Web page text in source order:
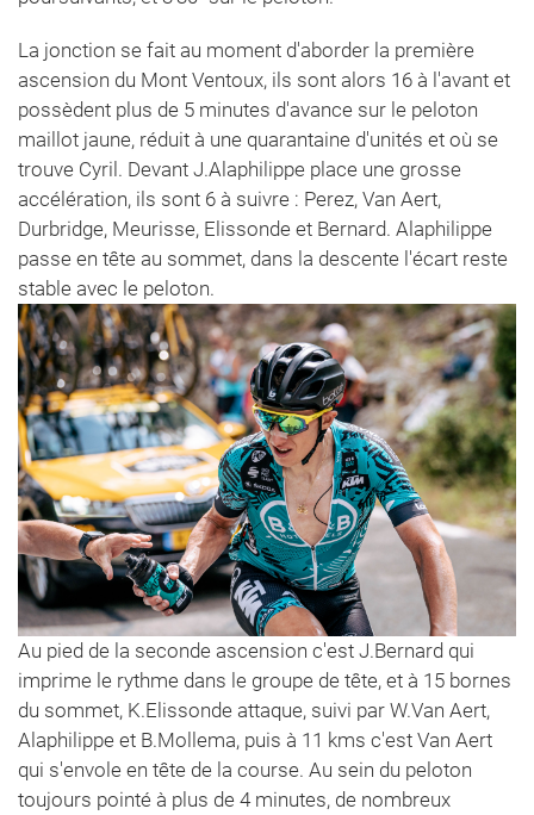
La jonction se fait au moment d'aborder la première
ascension du Mont Ventoux, ils sont alors 16 à l'avant et
possèdent plus de 5 minutes d'avance sur le peloton
maillot jaune, réduit à une quarantaine d'unités et où se
trouve Cyril. Devant J.Alaphilippe place une grosse
accélération, ils sont 6 à suivre : Perez, Van Aert,
Durbridge, Meurisse, Elissonde et Bernard. Alaphilippe
passe en tête au sommet, dans la descente l'écart reste
stable avec le peloton.
Au pied de la seconde ascension c'est J.Bernard qui
imprime le rythme dans le groupe de tête, et à 15 bornes
du sommet, K.Elissonde attaque, suivi par W.Van Aert,
Alaphilippe et B.Mollema, puis à 11 kms c'est Van Aert
qui s'envole en tête de la course. Au sein du peloton
toujours pointé à plus de 4 minutes, de nombreux